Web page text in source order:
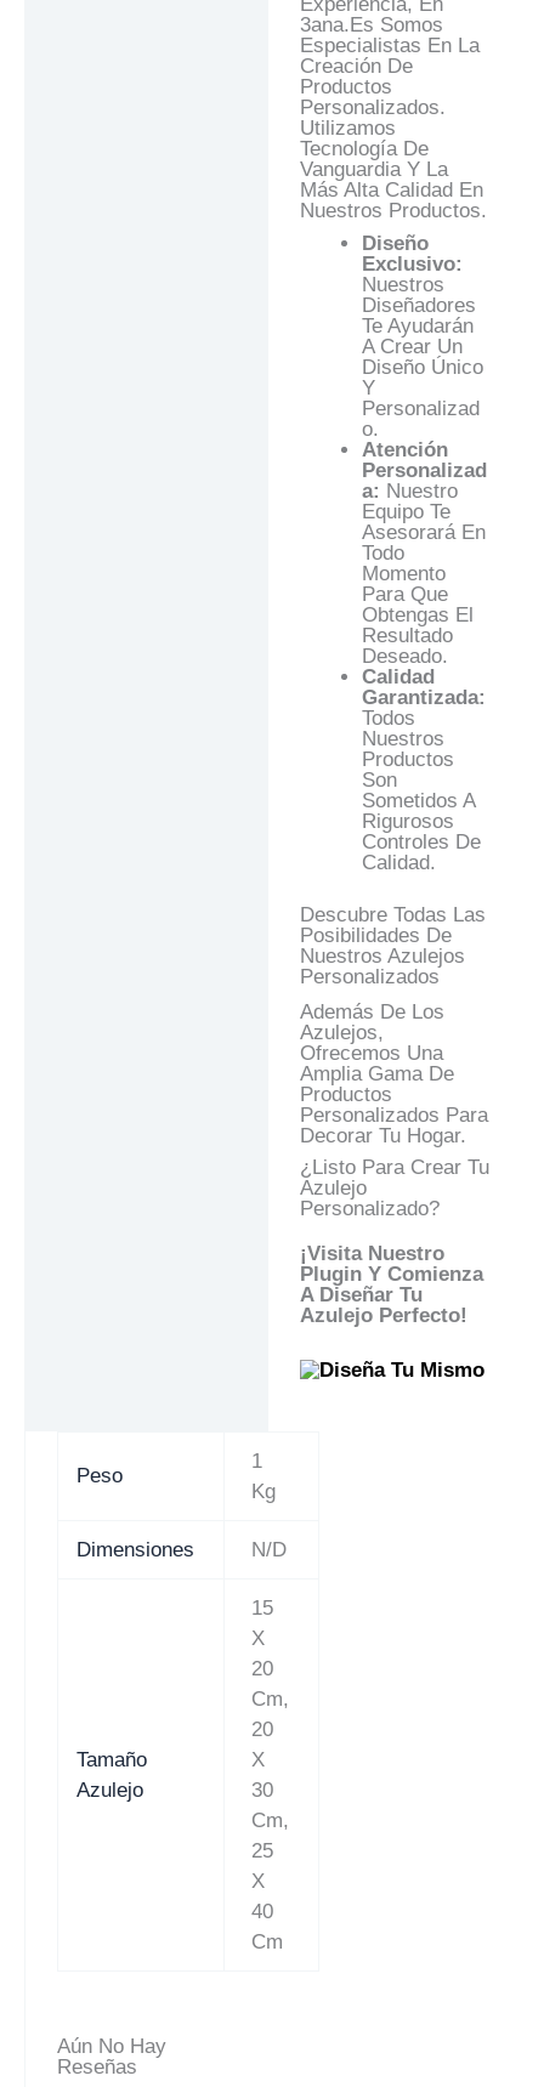
Experiencia, En
3ana.es Somos
Especialistas En La
Creación De
Productos
Personalizados.
Utilizamos
Tecnología De
Vanguardia Y La
Más Alta Calidad En
Nuestros Productos.
Diseño
Exclusivo:
Nuestros
Diseñadores
Te Ayudarán
A Crear Un
Diseño Único
Y
Personalizad
O.
Atención
Personalizad
A: Nuestro
Equipo Te
Asesorará En
Todo
Momento
Para Que
Obtengas El
Resultado
Deseado.
Calidad
Garantizada:
Todos
Nuestros
Productos
Son
Sometidos A
Rigurosos
Controles De
Calidad.
Descubre Todas Las
Posibilidades De
Nuestros Azulejos
Personalizados
Además De Los
Azulejos,
Ofrecemos Una
Amplia Gama De
Productos
Personalizados Para
Decorar Tu Hogar.
¿Listo Para Crear Tu
Azulejo
Personalizado?
¡Visita Nuestro
Plugin Y Comienza
A Diseñar Tu
Azulejo Perfecto!
Peso
1
Kg
Dimensiones N/D
Tamaño
Azulejo
15
X
20
Cm,
20
X
30
Cm,
25
X
40
Cm
Aún No Hay
Reseñas